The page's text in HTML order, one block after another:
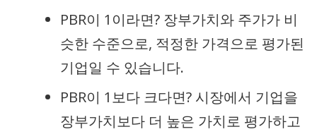
PBR이 1이라면? 장부가치와 주가가 비
슷한 수준으로, 적정한 가격으로 평가된
기업일 수 있습니다.
PBR이 1보다 크다면? 시장에서 기업을
장부가치보다 더 높은 가치로 평가하고